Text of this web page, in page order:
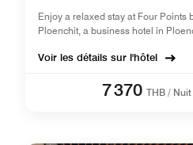
Enjoy a relaxed stay at Four Points
Ploenchit, a business hotel in
Voir les détails sur l'hôtel
7 370 THB / Nuit